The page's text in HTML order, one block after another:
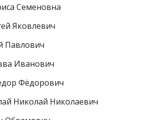
Семеновна
Яковлевич
Павлович
Иванович
Фёдорович
Николай Николаевич